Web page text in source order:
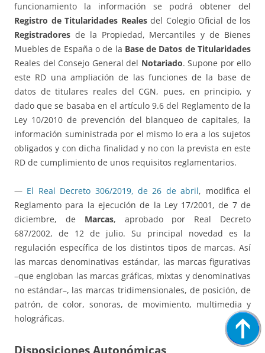
funcionamiento la información se podrá obtener del
Registro de Titularidades Realesdel Colegio Oficial de los
Registradores de la Propiedad, Mercantiles y de Bienes
Muebles de España o de la Base de Datos de Titularidades
Reales del Consejo General del Notariado. Supone por ello
este RD una ampliación de las funciones de la base de
datos de titulares reales del CGN, pues, en principio, y
dado que se basaba en el artículo 9.6 del Reglamento de la
Ley 10/2010 de prevención del blanqueo de capitales, la
información suministrada por el mismo lo era a los sujetos
obligados y con dicha finalidad y no con la prevista en este
RD de cumplimiento de unos requisitos reglamentarios.
— El Real Decreto 306/2019, de 26 de abril, modifica el
Reglamento para la ejecución de la Ley 17/2001, de 7 de
diciembre, de Marcas, aprobado por Real Decreto
687/2002, de 12 de julio. Su principal novedad es la
regulación específica de los distintos tipos de marcas. Así
las marcas denominativas estándar, las marcas figurativas
–que engloban las marcas gráficas, mixtas y denominativas
no estándar–, las marcas tridimensionales, de posición, de
patrón, de color, sonoras, de movimiento, multimedia y
holográficas.
Disposiciones Autonómicas